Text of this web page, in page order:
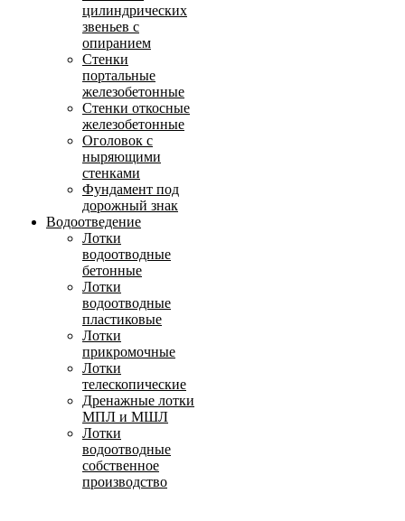
цилиндрических
звеньев с
опиранием
Стенки
портальные
железобетонные
Стенки откосные
железобетонные
Оголовок с
ныряющими
стенками
Фундамент под
дорожный знак
Водоотведение
Лотки
водоотводные
бетонные
Лотки
водоотводные
пластиковые
Лотки
прикромочные
Лотки
телескопические
Дренажные лотки
МПЛ и МШЛ
Лотки
водоотводные
собственное
производство